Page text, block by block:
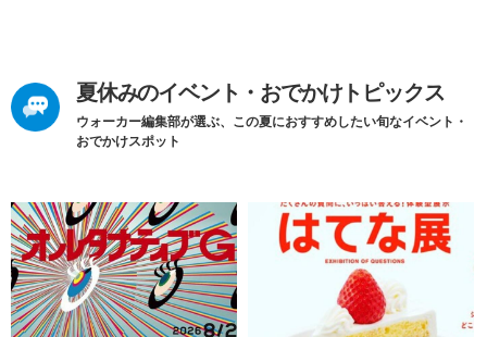
夏休みのイベント・おでかけトピックス
ウォーカー編集部が選ぶ、この夏におすすめしたい旬なイベント・
おでかけスポット